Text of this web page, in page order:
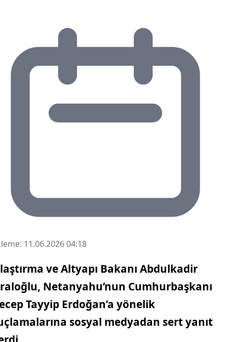
11.06.2026 04:18
ve Altyapı Bakanı Abdulkadir
, Netanyahu’nun Cumhurbaşkanı
Tayyip Erdoğan’a yönelik
sosyal medyadan sert yanıt